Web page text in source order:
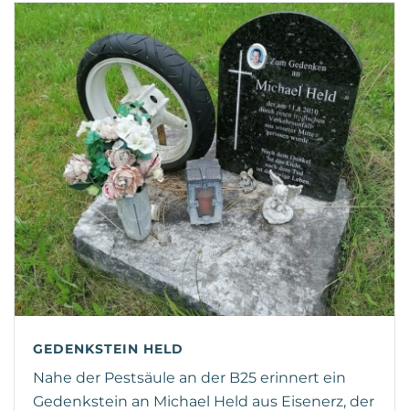
GEDENKSTEIN HELD
Nahe der Pestsäule an der B25 erinnert ein
Gedenkstein an Michael Held aus Eisenerz, der